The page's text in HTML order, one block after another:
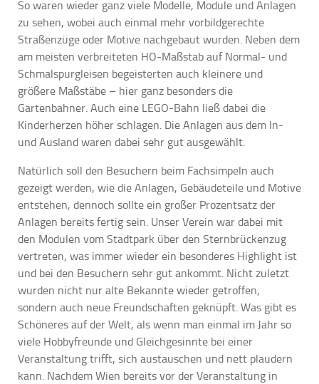
So waren wieder ganz viele Modelle, Module und Anlagen
zu sehen, wobei auch einmal mehr vorbildgerechte
Straßenzüge oder Motive nachgebaut wurden. Neben dem
am meisten verbreiteten HO-Maßstab auf Normal- und
Schmalspurgleisen begeisterten auch kleinere und
größere Maßstäbe – hier ganz besonders die
Gartenbahner. Auch eine LEGO-Bahn ließ dabei die
Kinderherzen höher schlagen. Die Anlagen aus dem In-
und Ausland waren dabei sehr gut ausgewählt.
Natürlich soll den Besuchern beim Fachsimpeln auch
gezeigt werden, wie die Anlagen, Gebäudeteile und Motive
entstehen, dennoch sollte ein großer Prozentsatz der
Anlagen bereits fertig sein. Unser Verein war dabei mit
den Modulen vom Stadtpark über den Sternbrückenzug
vertreten, was immer wieder ein besonderes Highlight ist
und bei den Besuchern sehr gut ankommt. Nicht zuletzt
wurden nicht nur alte Bekannte wieder getroffen,
sondern auch neue Freundschaften geknüpft. Was gibt es
Schöneres auf der Welt, als wenn man einmal im Jahr so
viele Hobbyfreunde und Gleichgesinnte bei einer
Veranstaltung trifft, sich austauschen und nett plaudern
kann. Nachdem Wien bereits vor der Veranstaltung in